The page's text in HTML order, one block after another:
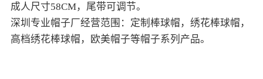
成人尺寸58CM，尾带可调节。
深圳专业帽子厂经营范围：定制棒球帽，绣花棒球帽，
高档绣花棒球帽，欧美帽子等帽子系列产品。